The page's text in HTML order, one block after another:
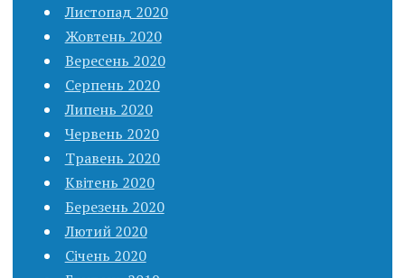
Листопад 2020
Жовтень 2020
Вересень 2020
Серпень 2020
Липень 2020
Червень 2020
Травень 2020
Квітень 2020
Березень 2020
Лютий 2020
Січень 2020